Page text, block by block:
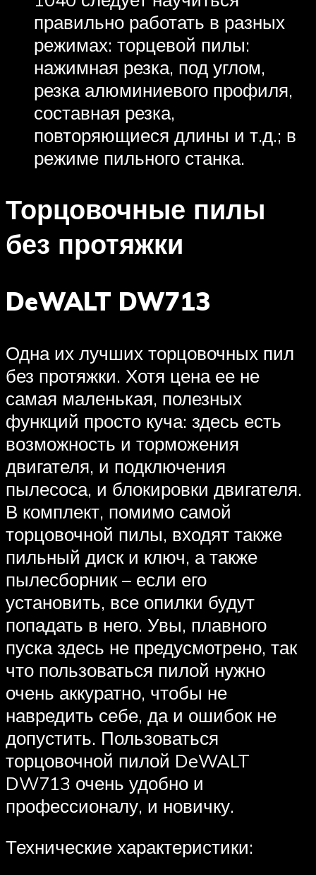
правильно работать в разных
режимах: торцевой пилы:
нажимная резка, под углом,
резка алюминиевого профиля,
составная резка,
повторяющиеся длины и т.д.; в
режиме пильного станка.
Торцовочные пилы
без протяжки
DeWALT DW713
Одна их лучших торцовочных пил
без протяжки. Хотя цена ее не
самая маленькая, полезных
функций просто куча: здесь есть
возможность и торможения
двигателя, и подключения
пылесоса, и блокировки двигателя.
В комплект, помимо самой
торцовочной пилы, входят также
пильный диск и ключ, а также
пылесборник – если его
установить, все опилки будут
попадать в него. Увы, плавного
пуска здесь не предусмотрено, так
что пользоваться пилой нужно
очень аккуратно, чтобы не
навредить себе, да и ошибок не
допустить. Пользоваться
торцовочной пилой DeWALT
DW713 очень удобно и
профессионалу, и новичку.
Технические характеристики: